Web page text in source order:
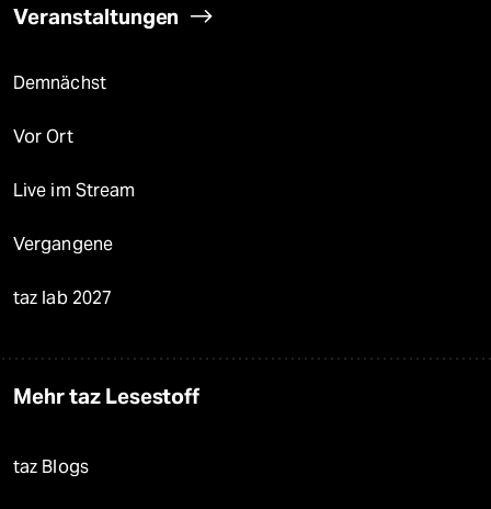
Veranstaltungen
Demnächst
Vor Ort
Live im Stream
Vergangene
taz lab 2027
Mehr taz Lesestoff
taz Blogs